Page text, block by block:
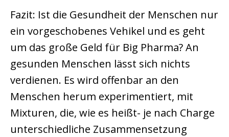
Fazit: Ist die Gesundheit der Menschen nur
ein vorgeschobenes Vehikel und es geht
um das große Geld für Big Pharma? An
gesunden Menschen lässt sich nichts
verdienen. Es wird offenbar an den
Menschen herum experimentiert, mit
Mixturen, die, wie es heißt- je nach Charge
unterschiedliche Zusammensetzung